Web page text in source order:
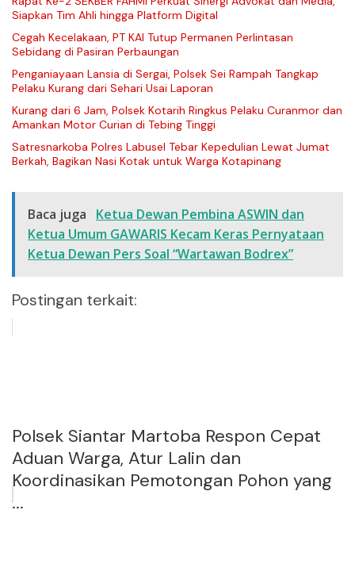
Siapkan Tim Ahli hingga Platform Digital
Cegah Kecelakaan, PT KAI Tutup Permanen Perlintasan
Sebidang di Pasiran Perbaungan
Penganiayaan Lansia di Sergai, Polsek Sei Rampah Tangkap
Pelaku Kurang dari Sehari Usai Laporan
Kurang dari 6 Jam, Polsek Kotarih Ringkus Pelaku Curanmor dan
Amankan Motor Curian di Tebing Tinggi
Satresnarkoba Polres Labusel Tebar Kepedulian Lewat Jumat
Berkah, Bagikan Nasi Kotak untuk Warga Kotapinang
Baca juga
Ketua Dewan Pembina ASWIN dan
Ketua Umum GAWARIS Kecam Keras Pernyataan
Ketua Dewan Pers Soal “Wartawan Bodrex”
Postingan terkait:
Polsek Siantar Martoba Respon Cepat
Aduan Warga, Atur Lalin dan
Koordinasikan Pemotongan Pohon yang
...